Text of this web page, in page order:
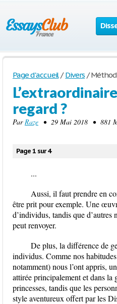
Page d'accueil / Divers /
regard ?
ParRaze • 29 Mai 2018 • 881
Page 1 sur 4
...
Aussi, il faut prendre en
être prit pour exemple. Une
d’individus, tandis que d’autres
peut renvoyer.
De plus, la différence de
individus. Comme nos
notamment) nous l’ont appris,
attirée principalement et dans la
princesses, tandis que les
style aventureux offert par les